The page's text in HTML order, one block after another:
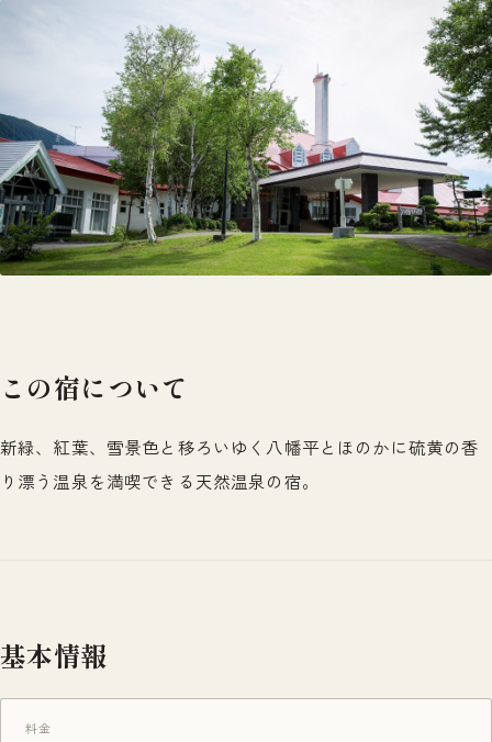
この宿について
新緑、紅葉、雪景色と移ろいゆく八幡平とほのかに硫黄の香
り漂う温泉を満喫できる天然温泉の宿。
基本情報
料金